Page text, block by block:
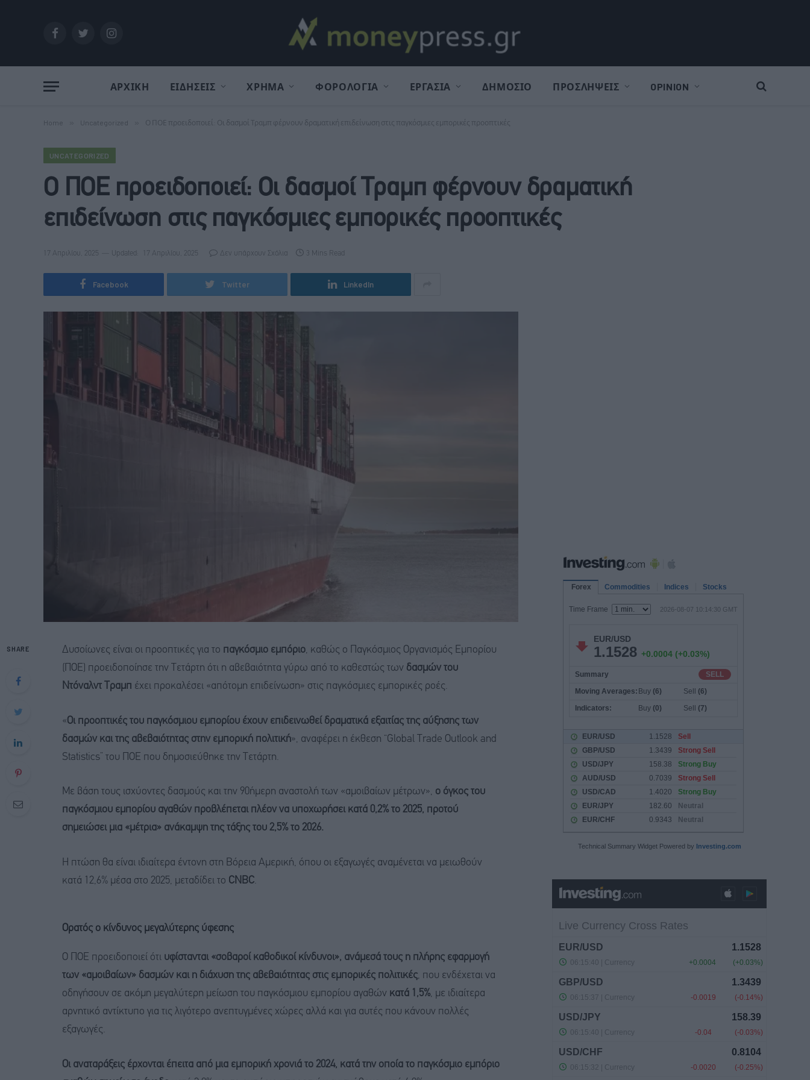
FacebookTwitterInstagram
ΑΡΧΙΚΗ ΕΙΔΗΣΕΙΣ ΧΡΗΜΑ ΦΟΡΟΛΟΓΙΑ ΕΡΓΑΣΙΑ ΔΗΜΟΣΙΟ ΠΡΟΣΛΗΨΕΙΣ OPINION
Home Uncategorized Ο ΠΟΕ προειδοποιεί: Οι δασμοί Τραμπ φέρνουν δραματική επιδείνωση στις παγκόσμιες εμπορικές προοπτικές
UNCATEGORIZED
Ο ΠΟΕ προειδοποιεί: Οι δασμοί Τραμπ φέρνουν δραματική
επιδείνωση στις παγκόσμιες εμπορικές προοπτικές
17 Απριλίου, 2025 Updated: 17 Απριλίου, 2025 Δεν υπάρχουν Σχόλια 3 Mins Read
Facebook Twitter LinkedIn
SHARE Δυσοίωνες είναι οι προοπτικές για το παγκόσμιο εμπόριο, καθώς ο Παγκόσμιος Οργανισμός Εμπορίου
(ΠΟΕ) προειδοποίησε την Τετάρτη ότι η αβεβαιότητα γύρω από το καθεστώς των δασμών του
Ντόναλντ Τραμπ έχει προκαλέσει «απότομη επιδείνωση» στις παγκόσμιες εμπορικές ροές.
«Οι προοπτικές του παγκόσμιου εμπορίου έχουν επιδεινωθεί δραματικά εξαιτίας της αύξησης των
δασμών και της αβεβαιότητας στην εμπορική πολιτική», αναφέρει η έκθεση “Global Trade Outlook and
Statistics” του ΠΟΕ που δημοσιεύθηκε την Τετάρτη.
Με βάση τους ισχύοντες δασμούς και την 90ήμερη αναστολή των «αμοιβαίων μέτρων», ο όγκος του
παγκόσμιου εμπορίου αγαθών προβλέπεται πλέον να υποχωρήσει κατά 0,2% το 2025, προτού
σημειώσει μια «μέτρια» ανάκαμψη της τάξης του 2,5% το 2026.
Η πτώση θα είναι ιδιαίτερα έντονη στη Βόρεια Αμερική, όπου οι εξαγωγές αναμένεται να μειωθούν
κατά 12,6% μέσα στο 2025, μεταδίδει το CNBC.
Ορατός ο κίνδυνος μεγαλύτερης ύφεσης
Ο ΠΟΕ προειδοποιεί ότι υφίστανται «σοβαροί καθοδικοί κίνδυνοι», ανάμεσά τους η πλήρης εφαρμογή
των «αμοιβαίων» δασμών και η διάχυση της αβεβαιότητας στις εμπορικές πολιτικές, που ενδέχεται να
οδηγήσουν σε ακόμη μεγαλύτερη μείωση του παγκόσμιου εμπορίου αγαθών κατά 1,5%, με ιδιαίτερα
αρνητικό αντίκτυπο για τις λιγότερο ανεπτυγμένες χώρες αλλά και για αυτές που κάνουν πολλές
εξαγωγές.
Οι αναταράξεις έρχονται έπειτα από μια εμπορική χρονιά το 2024, κατά την οποία το παγκόσμιο εμπόριο
Technical Summary Widget Powered by Investing.com